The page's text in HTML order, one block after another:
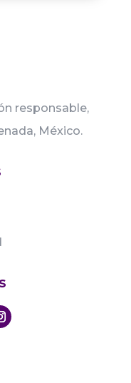
responsable,
México.